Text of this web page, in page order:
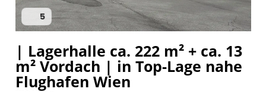
5
| Lagerhalle ca. 222 m² + ca. 13
m² Vordach | in Top-Lage nahe
Flughafen Wien